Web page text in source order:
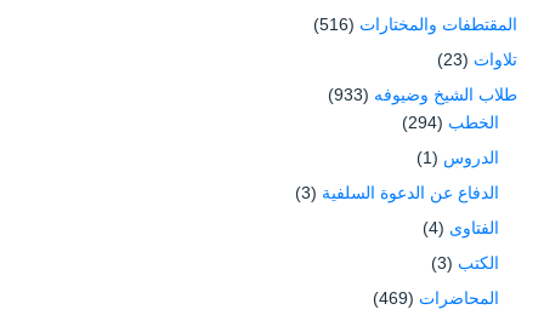
المقتطفات والمختارات (516)
تلاوات (23)
طلاب الشيخ وضيوفه (933)
الخطب (294)
الدروس (1)
الدفاع عن الدعوة السلفية (3)
الفتاوى (4)
الكتب (3)
المحاضرات (469)